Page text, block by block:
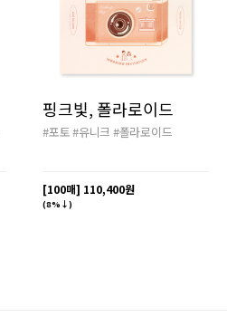
#배송비#무료
핑크빛, 폴라로이드
#포토#유니크 #폴라로이드
[100매] 110,400원
(8%↓)